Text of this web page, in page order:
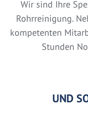
Wir sind Ihre
Rohrreinigung.
kompetenten
Stunden
UND